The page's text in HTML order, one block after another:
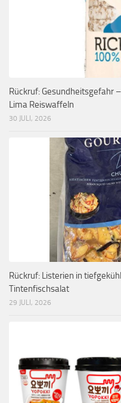
Rückruf: Gesundheitsgefahr
Lima Reiswaffeln
30 JULI, 2026
Rückruf: Listerien in
Tintenfischsalat
29 JULI, 2026